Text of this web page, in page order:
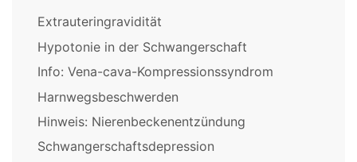
Extrauteringravidität
Hypotonie in der Schwangerschaft
Info: Vena-cava-Kompressionssyndrom
Harnwegsbeschwerden
Hinweis: Nierenbeckenentzündung
Schwangerschaftsdepression